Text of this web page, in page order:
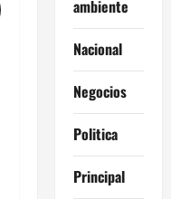
ambiente
Nacional
Negocios
Politica
Principal